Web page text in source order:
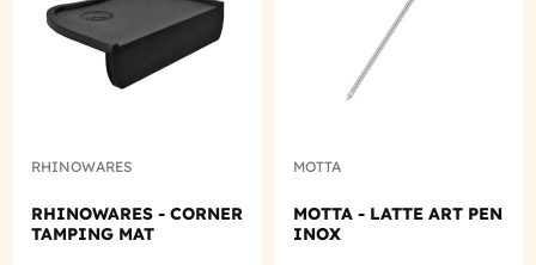
RHINOWARES
RHINOWARES - CORNER
TAMPING MAT
MOTTA
MOTTA - LATTE ART PEN
INOX